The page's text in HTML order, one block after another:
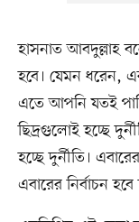
হাসনাত আবদুল্লাহ
হবে। যেমন ধরেন,
এতে আপনি যতই
ছিদ্রগুলোই হচ্ছে
হচ্ছে দুর্নীতি।
এবারের নির্বাচন